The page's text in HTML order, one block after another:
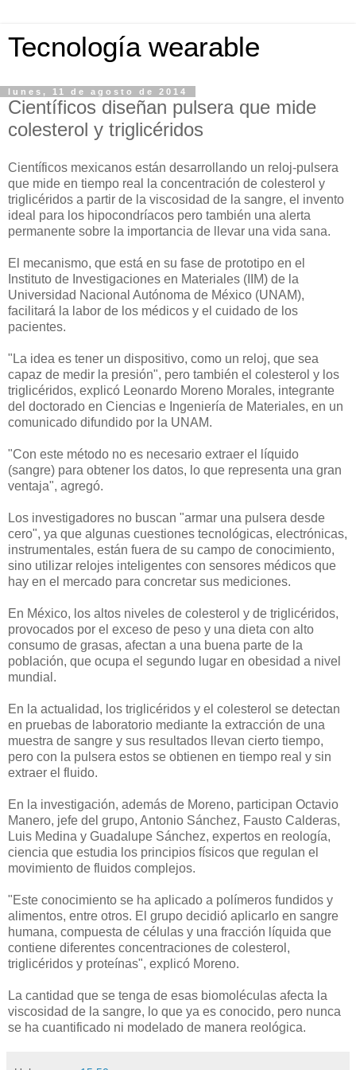
Tecnología wearable
lunes, 11 de agosto de 2014
Científicos diseñan pulsera que mide
colesterol y triglicéridos
Científicos mexicanos están desarrollando un reloj-pulsera
que mide en tiempo real la concentración de colesterol y
triglicéridos a partir de la viscosidad de la sangre, el invento
ideal para los hipocondríacos pero también una alerta
permanente sobre la importancia de llevar una vida sana.
El mecanismo, que está en su fase de prototipo en el
Instituto de Investigaciones en Materiales (IIM) de la
Universidad Nacional Autónoma de México (UNAM),
facilitará la labor de los médicos y el cuidado de los
pacientes.
"La idea es tener un dispositivo, como un reloj, que sea
capaz de medir la presión", pero también el colesterol y los
triglicéridos, explicó Leonardo Moreno Morales, integrante
del doctorado en Ciencias e Ingeniería de Materiales, en un
comunicado difundido por la UNAM.
"Con este método no es necesario extraer el líquido
(sangre) para obtener los datos, lo que representa una gran
ventaja", agregó.
Los investigadores no buscan "armar una pulsera desde
cero", ya que algunas cuestiones tecnológicas, electrónicas,
instrumentales, están fuera de su campo de conocimiento,
sino utilizar relojes inteligentes con sensores médicos que
hay en el mercado para concretar sus mediciones.
En México, los altos niveles de colesterol y de triglicéridos,
provocados por el exceso de peso y una dieta con alto
consumo de grasas, afectan a una buena parte de la
población, que ocupa el segundo lugar en obesidad a nivel
mundial.
En la actualidad, los triglicéridos y el colesterol se detectan
en pruebas de laboratorio mediante la extracción de una
muestra de sangre y sus resultados llevan cierto tiempo,
pero con la pulsera estos se obtienen en tiempo real y sin
extraer el fluido.
En la investigación, además de Moreno, participan Octavio
Manero, jefe del grupo, Antonio Sánchez, Fausto Calderas,
Luis Medina y Guadalupe Sánchez, expertos en reología,
ciencia que estudia los principios físicos que regulan el
movimiento de fluidos complejos.
"Este conocimiento se ha aplicado a polímeros fundidos y
alimentos, entre otros. El grupo decidió aplicarlo en sangre
humana, compuesta de células y una fracción líquida que
contiene diferentes concentraciones de colesterol,
triglicéridos y proteínas", explicó Moreno.
La cantidad que se tenga de esas biomoléculas afecta la
viscosidad de la sangre, lo que ya es conocido, pero nunca
se ha cuantificado ni modelado de manera reológica.